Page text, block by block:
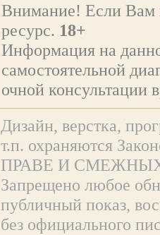
Внимание! Если Вам
ресурс. 18+
Информация на
самостоятельной
очной консультации
Дизайн, верстка,
т.п. охраняются
ПРАВЕ И
Запрещено любое
публичный показ,
без официального